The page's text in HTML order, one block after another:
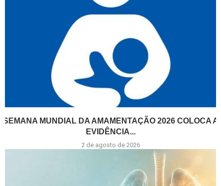
SEMANA MUNDIAL DA AMAMENTAÇÃO 2026 COLOCA A
EVIDÊNCIA...
2 de agosto de 2026